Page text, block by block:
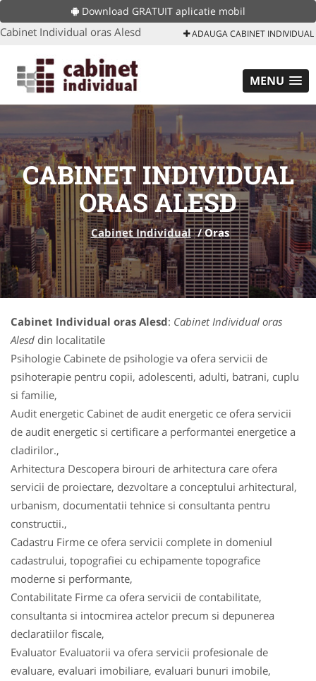
Download GRATUIT aplicatie mobil
Cabinet Individual oras Alesd ADAUGA CABINET INDIVIDUAL
MENU
CABINET INDIVIDUAL
ORAS ALESD
Cabinet Individual /Oras
Cabinet Individual oras Alesd: Cabinet Individual oras
Alesd din localitatile
Psihologie Cabinete de psihologie va ofera servicii de
psihoterapie pentru copii, adolescenti, adulti, batrani, cuplu
si familie,
Audit energetic Cabinet de audit energetic ce ofera servicii
de audit energetic si certificare a performantei energetice a
cladirilor.,
Arhitectura Descopera birouri de arhitectura care ofera
servicii de proiectare, dezvoltare a conceptului arhitectural,
urbanism, documentatii tehnice si consultanta pentru
constructii.,
Cadastru Firme ce ofera servicii complete in domeniul
cadastrului, topografiei cu echipamente topografice
moderne si performante,
Contabilitate Firme ca ofera servicii de contabilitate,
consultanta si intocmirea actelor precum si depunerea
declaratiilor fiscale,
Evaluator Evaluatorii va ofera servicii profesionale de
evaluare, evaluari imobiliare, evaluari bunuri imobile,